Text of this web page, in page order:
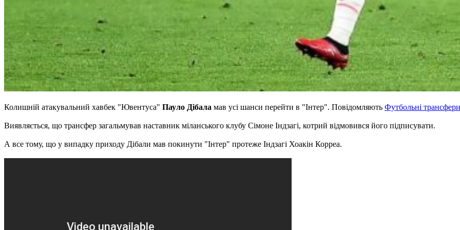
Колишній атакувальний хавбек "Ювентуса" Пауло Дібала мав усі шанси перейти в "Інтер". Повідомляють Футбольні трансфери
Виявляється, що трансфер загальмував наставник міланського клубу Сімоне Індзагі, котрий відмовився його підписувати.
А все тому, що у випадку приходу Дібали мав покинути "Інтер" протеже Індзагі Хоакін Корреа.